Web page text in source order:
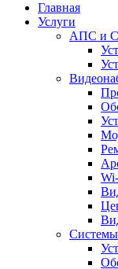
Главная
Услуги
АПС и
Системы